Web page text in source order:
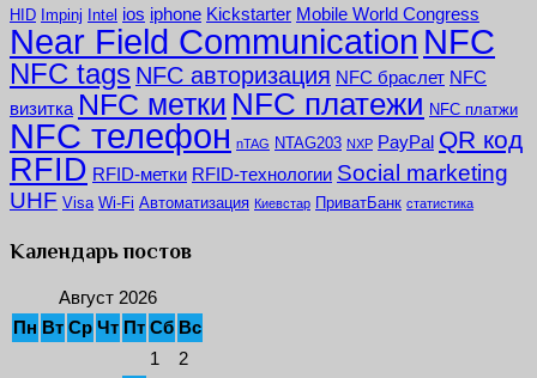
HID Impinj Intel ios iphone Kickstarter Mobile World Congress
Near Field Communication NFC
NFC tags NFC авторизация NFC браслет NFC
визитка NFC метки NFC платежи NFC платжи
NFC телефон nTAG NTAG203 NXP PayPal QR код
RFID RFID-метки RFID-технологии Social marketing
UHF Visa Wi-Fi Автоматизация Киевстар ПриватБанк статистика
Календарь постов
Август 2026
Пн Вт Ср Чт Пт Сб Вс
1
2